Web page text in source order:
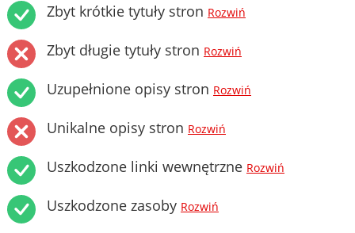
Zbyt krótkie tytuły stron Rozwiń
Zbyt długie tytuły stron Rozwiń
Uzupełnione opisy stron Rozwiń
Unikalne opisy stron Rozwiń
Uszkodzone linki wewnętrzne Rozwiń
Uszkodzone zasoby Rozwiń